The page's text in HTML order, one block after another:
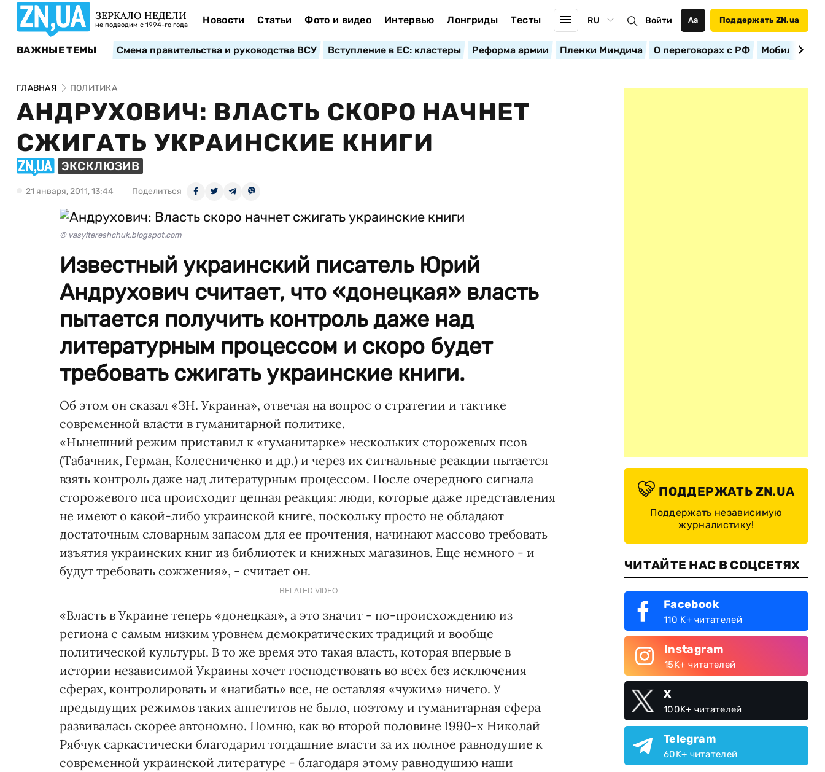
ЗЕРКАЛО НЕДЕЛИ
не подводим с 1994-го года Новости Статьи Фото и видео Интервью Лонгриды Тесты RU Войти Аа Поддержать ZN.ua
ВАЖНЫЕ ТЕМЫ Смена правительства и руководства ВСУ Вступление в ЕС: кластеры Реформа армии Пленки Миндича О переговорах с РФ
ГЛАВНАЯ ПОЛИТИКА
АНДРУХОВИЧ: ВЛАСТЬ СКОРО НАЧНЕТ
СЖИГАТЬ УКРАИНСКИЕ КНИГИ
ЭКСКЛЮЗИВ
21 января, 2011, 13:44 Поделиться
© vasyltereshchuk.blogspot.com
Известный украинский писатель Юрий
Андрухович считает, что «донецкая» власть
пытается получить контроль даже над
литературным процессом и скоро будет
требовать сжигать украинские книги.
Об этом он сказал «ЗН. Украина», отвечая на вопрос о стратегии и тактике
современной власти в гуманитарной политике.
«Нынешний режим приставил к «гуманитарке» нескольких сторожевых псов
(Табачник, Герман, Колесниченко и др.) и через их сигнальные реакции пытается
взять контроль даже над литературным процессом. После очередного сигнала
сторожевого пса происходит цепная реакция: люди, которые даже представления
не имеют о какой-либо украинской книге, поскольку просто не обладают
достаточным словарным запасом для ее прочтения, начинают массово требовать
изъятия украинских книг из библиотек и книжных магазинов. Еще немного - и
будут требовать сожжения», - считает он.
RELATED VIDEO
«Власть в Украине теперь «донецкая», а это значит - по-происхождению из
региона с самым низким уровнем демократических традиций и вообще
политической культуры. В то же время это такая власть, которая впервые в
истории независимой Украины хочет господствовать во всех без исключения
сферах, контролировать и «нагибать» все, не оставляя «чужим» ничего. У
предыдущих режимов таких аппетитов не было, поэтому и гуманитарная сфера
развивалась скорее автономно. Помню, как во второй половине 1990-х Николай
Рябчук саркастически благодарил тогдашние власти за их полное равнодушие к
современной украинской литературе - благодаря этому равнодушию наши
ПОДДЕРЖАТЬ ZN.UA
Поддержать независимую
журналистику!
ЧИТАЙТЕ НАС В СОЦСЕТЯХ
Facebook
110 K+ читателей
Instagram
15K+ читателей
X
100K+ читателей
Telegram
60K+ читателей